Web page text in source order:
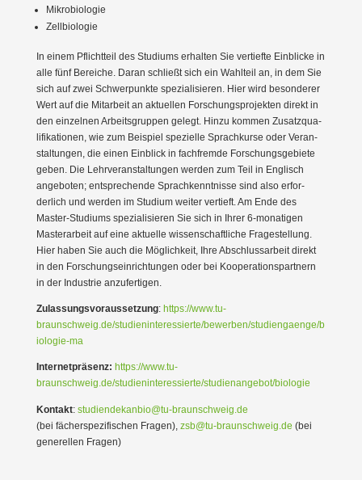
Mikro­bio­logie
Zellbio­logie
In einem Pflichtteil des Studiums erhalten Sie vertiefte Einblicke in
alle fünf Bereiche. Daran schließt sich ein Wahlteil an, in dem Sie
sich auf zwei Schwer­punkte spezia­li­sieren. Hier wird beson­derer
Wert auf die Mitarbeit an aktuellen Forschungs­pro­jekten direkt in
den einzelnen Arbeits­gruppen gelegt. Hinzu kommen Zusatz­qua­
li­fi­ka­tionen, wie zum Beispiel spezielle Sprach­kurse oder Veran­
stal­tungen, die einen Einblick in fachfremde Forschungs­ge­biete
geben. Die Lehrver­an­stal­tungen werden zum Teil in Englisch
angeboten; entspre­chende Sprach­kennt­nisse sind also erfor­
derlich und werden im Studium weiter vertieft. Am Ende des
Master-Studiums spezia­li­sieren Sie sich in Ihrer 6‑monatigen
Master­arbeit auf eine aktuelle wissen­schaft­liche Frage­stellung.
Hier haben Sie auch die Möglichkeit, Ihre Abschluss­arbeit direkt
in den Forschungs­ein­rich­tungen oder bei Koope­ra­ti­ons­partnern
in der Industrie anzufer­tigen.
Zulas­sungs­vor­aus­setzung: https://www.tu-
braunschweig.de/studieninteressierte/bewerben/studiengaenge/b
iologie-ma
Inter­net­präsenz: https://www.tu-
braunschweig.de/studieninteressierte/studienangebot/biologie
Kontakt: studiendekanbio@tu-braunschweig.de
(bei fächer­spe­zi­fi­schen Fragen), zsb@tu-braunschweig.de (bei
generellen Fragen)